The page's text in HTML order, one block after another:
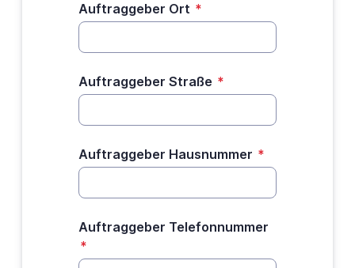
Auftraggeber Ort *
Auftraggeber Straße *
Auftraggeber Hausnummer *
Auftraggeber Telefonnummer
*